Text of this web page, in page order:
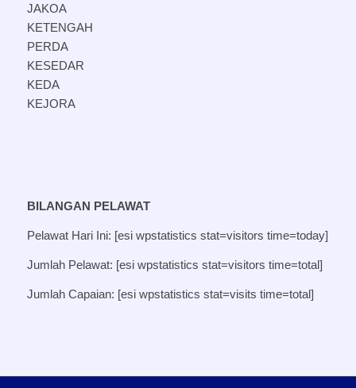
JAKOA
KETENGAH
PERDA
KESEDAR
KEDA
KEJORA
BILANGAN PELAWAT
Pelawat Hari Ini: [esi wpstatistics stat=visitors time=today]
Jumlah Pelawat: [esi wpstatistics stat=visitors time=total]
Jumlah Capaian: [esi wpstatistics stat=visits time=total]